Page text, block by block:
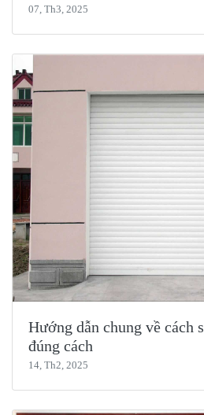
07, Th3, 2025
Hướng dẫn chung về cách
đúng cách
14, Th2, 2025